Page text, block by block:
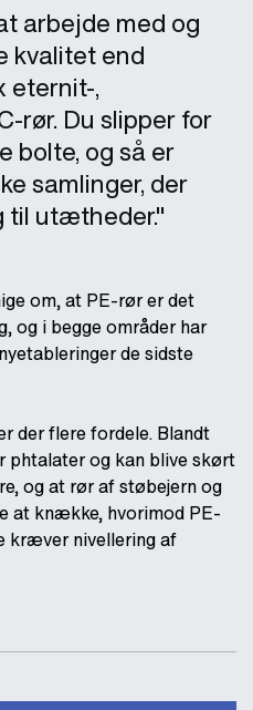
arbejde med og
kvalitet end
eternit-,
rør. Du slipper for
bolte, og så er
samlinger, der
til utætheder."
om, at PE-rør er det
og i begge områder har
de sidste
der flere fordele. Blandt
phtalater og kan blive skørt
og at rør af støbejern og
at knække, hvorimod PE-
kræver nivellering af